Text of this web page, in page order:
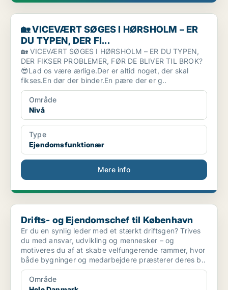
🏡 VICEVÆRT SØGES I HØRSHOLM – ER DU TYPEN, DER FI...
🏡 VICEVÆRT SØGES I HØRSHOLM – ER
DU TYPEN, DER FI...
🏡 VICEVÆRT SØGES I HØRSHOLM – ER DU TYPEN,
DER FIKSER PROBLEMER, FØR DE BLIVER TIL BROK?
😎Lad os være ærlige.Der er altid noget, der skal
fikses.En dør der binder.En pære der er g..
Område
Nivå
Type
Ejendomsfunktionær
Mere info
Drifts- og Ejendomschef til København
Drifts- og Ejendomschef til København
Er du en synlig leder med et stærkt driftsgen? Trives
du med ansvar, udvikling og mennesker – og
motiveres du af at skabe velfungerende rammer, hvor
både bygninger og medarbejdere præsterer deres b..
Område